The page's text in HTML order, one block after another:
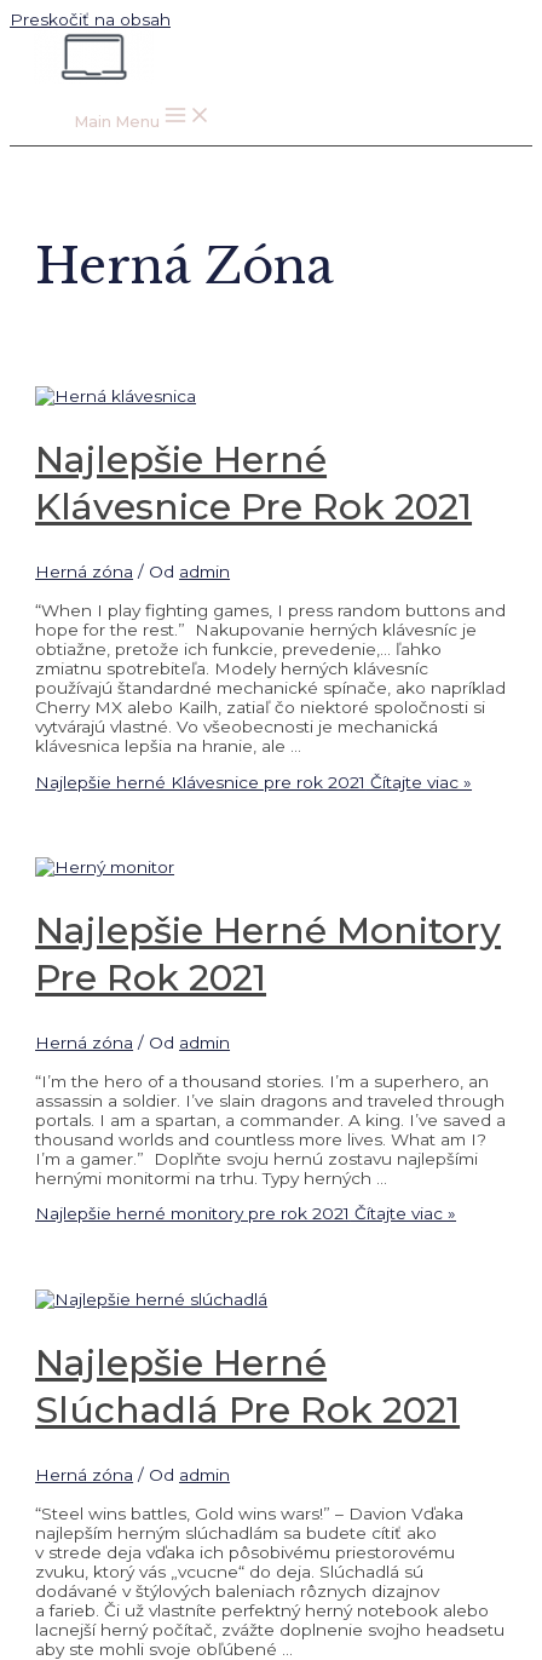
Preskočiť na obsah
Main Menu
Herná Zóna
Najlepšie Herné
Klávesnice Pre Rok 2021
Herná zóna / Od admin
“When I play fighting games, I press random buttons and
hope for the rest.” Nakupovanie herných klávesníc je
obtiažne, pretože ich funkcie, prevedenie,… ľahko
zmiatnu spotrebiteľa. Modely herných klávesníc
používajú štandardné mechanické spínače, ako napríklad
Cherry MX alebo Kailh, zatiaľ čo niektoré spoločnosti si
vytvárajú vlastné. Vo všeobecnosti je mechanická
klávesnica lepšia na hranie, ale …
Najlepšie herné Klávesnice pre rok 2021 Čítajte viac »
Najlepšie Herné Monitory
Pre Rok 2021
Herná zóna / Od admin
“I’m the hero of a thousand stories. I’m a superhero, an
assassin a soldier. I’ve slain dragons and traveled through
portals. I am a spartan, a commander. A king. I’ve saved a
thousand worlds and countless more lives. What am I?
I’m a gamer.” Doplňte svoju hernú zostavu najlepšími
hernými monitormi na trhu. Typy herných …
Najlepšie herné monitory pre rok 2021 Čítajte viac »
Najlepšie Herné
Slúchadlá Pre Rok 2021
Herná zóna / Od admin
“Steel wins battles, Gold wins wars!” – Davion Vďaka
najlepším herným slúchadlám sa budete cítiť ako
v strede deja vďaka ich pôsobivému priestorovému
zvuku, ktorý vás „vcucne“ do deja. Slúchadlá sú
dodávané v štýlových baleniach rôznych dizajnov
a farieb. Či už vlastníte perfektný herný notebook alebo
lacnejší herný počítač, zvážte doplnenie svojho headsetu
aby ste mohli svoje obľúbené …